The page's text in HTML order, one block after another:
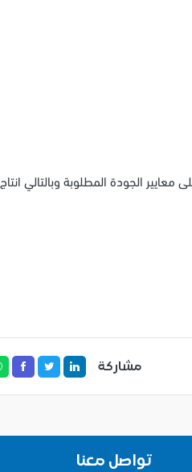
الجودة المطلوبة وبالتالي انتاج
مشاركة
تواصل معنا